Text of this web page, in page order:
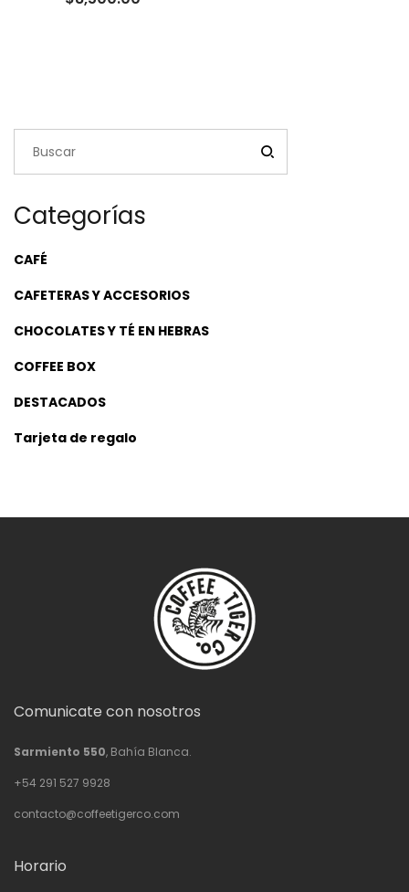
Categorías
CAFÉ
CAFETERAS Y ACCESORIOS
CHOCOLATES Y TÉ EN HEBRAS
COFFEE BOX
DESTACADOS
Tarjeta de regalo
Comunicate con nosotros
Sarmiento 550, Bahía Blanca.
+54 291 527 9928
contacto@coffeetigerco.com
Horario